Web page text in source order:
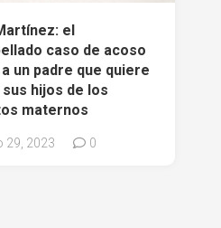
el
caso de acoso
un padre que quiere
hijos de los
maternos
29, 2023 0